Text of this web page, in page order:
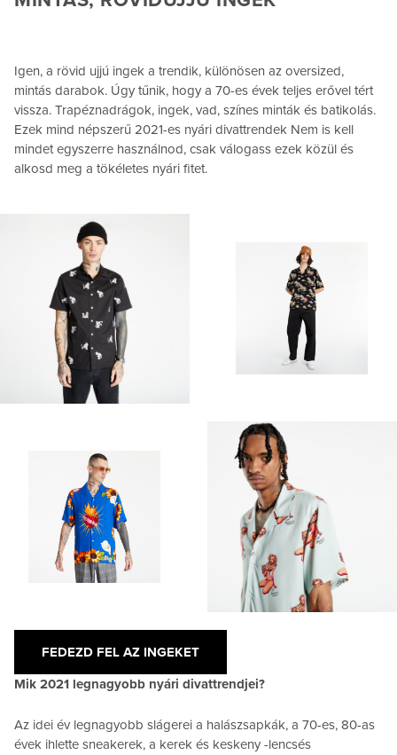
Igen, a rövid ujjú ingek a trendik, különösen az oversized,
mintás darabok. Úgy tűnik, hogy a 70-es évek teljes erővel tért
vissza. Trapéznadrágok, ingek, vad, színes minták és batikolás.
Ezek mind népszerű 2021-es nyári divattrendek Nem is kell
mindet egyszerre használnod, csak válogass ezek közül és
alkosd meg a tökéletes nyári fitet.
FEDEZD FEL AZ INGEKET
Mik 2021 legnagyobb nyári divattrendjei?
Az idei év legnagyobb slágerei a halászsapkák, a 70-es, 80-as
évek ihlette sneakerek, a kerek és keskeny -lencsés